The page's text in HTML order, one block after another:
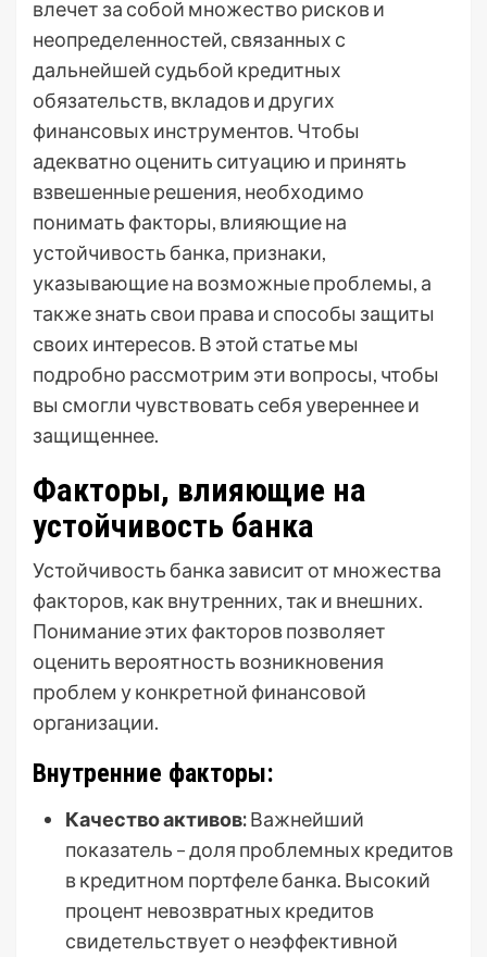
влечет за собой множество рисков и
неопределенностей, связанных с
дальнейшей судьбой кредитных
обязательств, вкладов и других
финансовых инструментов. Чтобы
адекватно оценить ситуацию и принять
взвешенные решения, необходимо
понимать факторы, влияющие на
устойчивость банка, признаки,
указывающие на возможные проблемы, а
также знать свои права и способы защиты
своих интересов. В этой статье мы
подробно рассмотрим эти вопросы, чтобы
вы смогли чувствовать себя увереннее и
защищеннее.
Факторы, влияющие на
устойчивость банка
Устойчивость банка зависит от множества
факторов, как внутренних, так и внешних.
Понимание этих факторов позволяет
оценить вероятность возникновения
проблем у конкретной финансовой
организации.
Внутренние факторы:
Качество активов:Важнейший
показатель – доля проблемных кредитов
в кредитном портфеле банка. Высокий
процент невозвратных кредитов
свидетельствует о неэффективной